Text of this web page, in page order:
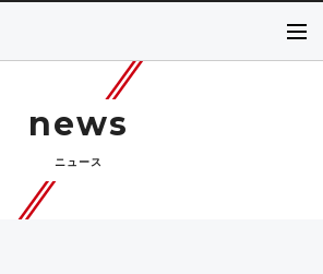
news
ニュース